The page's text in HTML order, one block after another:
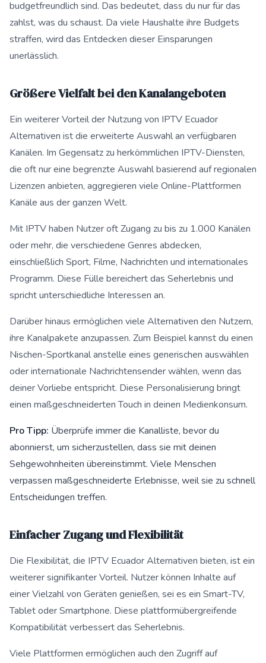
budgetfreundlich sind. Das bedeutet, dass du nur für das
zahlst, was du schaust. Da viele Haushalte ihre Budgets
straffen, wird das Entdecken dieser Einsparungen
unerlässlich.
Größere Vielfalt bei den Kanalangeboten
Ein weiterer Vorteil der Nutzung von IPTV Ecuador
Alternativen ist die erweiterte Auswahl an verfügbaren
Kanälen. Im Gegensatz zu herkömmlichen IPTV-Diensten,
die oft nur eine begrenzte Auswahl basierend auf regionalen
Lizenzen anbieten, aggregieren viele Online-Plattformen
Kanäle aus der ganzen Welt.
Mit IPTV haben Nutzer oft Zugang zu bis zu 1.000 Kanälen
oder mehr, die verschiedene Genres abdecken,
einschließlich Sport, Filme, Nachrichten und internationales
Programm. Diese Fülle bereichert das Seherlebnis und
spricht unterschiedliche Interessen an.
Darüber hinaus ermöglichen viele Alternativen den Nutzern,
ihre Kanalpakete anzupassen. Zum Beispiel kannst du einen
Nischen-Sportkanal anstelle eines generischen auswählen
oder internationale Nachrichtensender wählen, wenn das
deiner Vorliebe entspricht. Diese Personalisierung bringt
einen maßgeschneiderten Touch in deinen Medienkonsum.
Pro Tipp: Überprüfe immer die Kanalliste, bevor du
abonnierst, um sicherzustellen, dass sie mit deinen
Sehgewohnheiten übereinstimmt. Viele Menschen
verpassen maßgeschneiderte Erlebnisse, weil sie zu schnell
Entscheidungen treffen.
Einfacher Zugang und Flexibilität
Die Flexibilität, die IPTV Ecuador Alternativen bieten, ist ein
weiterer signifikanter Vorteil. Nutzer können Inhalte auf
einer Vielzahl von Geräten genießen, sei es ein Smart-TV,
Tablet oder Smartphone. Diese plattformübergreifende
Kompatibilität verbessert das Seherlebnis.
Viele Plattformen ermöglichen auch den Zugriff auf